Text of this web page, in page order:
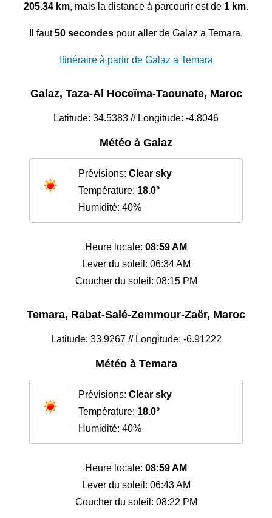
205.34 km, mais la distance à parcourir est de 1 km.
Il faut50 secondes pour aller de Galaz a Temara.
Itinéraire à partir de Galaz a Temara
Galaz, Taza-Al Hoceïma-Taounate, Maroc
Latitude: 34.5383 // Longitude: -4.8046
Météo à Galaz
Prévisions: Clear sky
Température: 18.0°
Humidité: 40%
Heure locale: 08:59 AM
Lever du soleil: 06:34 AM
Coucher du soleil: 08:15 PM
Temara, Rabat-Salé-Zemmour-Zaër, Maroc
Latitude: 33.9267 // Longitude: -6.91222
Météo à Temara
Prévisions: Clear sky
Température: 18.0°
Humidité: 40%
Heure locale: 08:59 AM
Lever du soleil: 06:43 AM
Coucher du soleil: 08:22 PM